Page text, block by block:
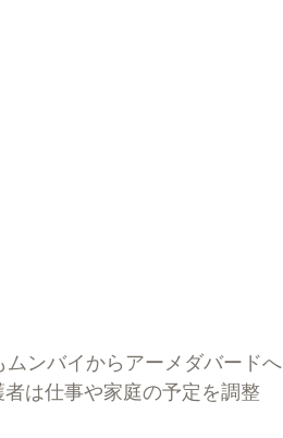
ンバイからアーメダバードへ
は仕事や家庭の予定を調整